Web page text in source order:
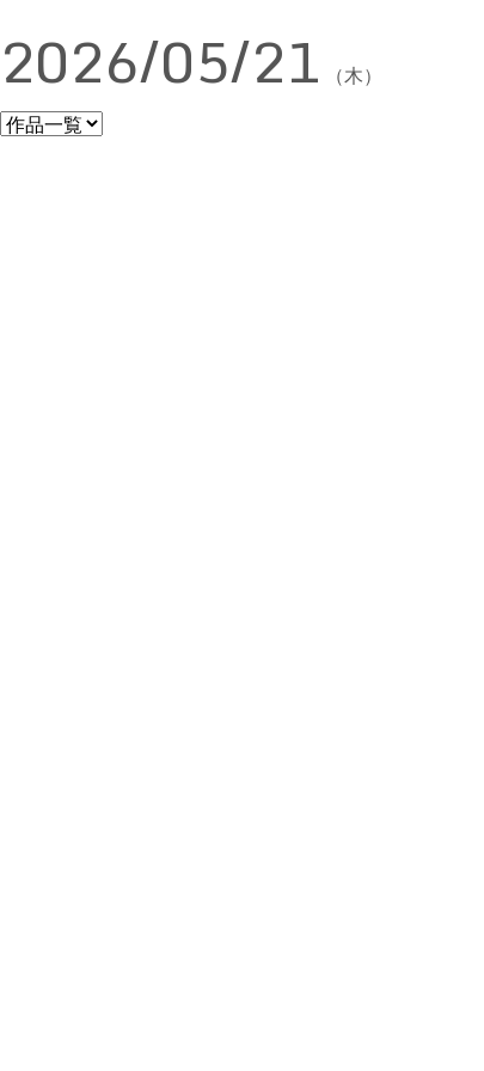
2026/05/21 （木）